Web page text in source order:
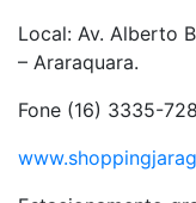
Local: Av. Alberto
– Araraquara.
Fone (16) 3335-